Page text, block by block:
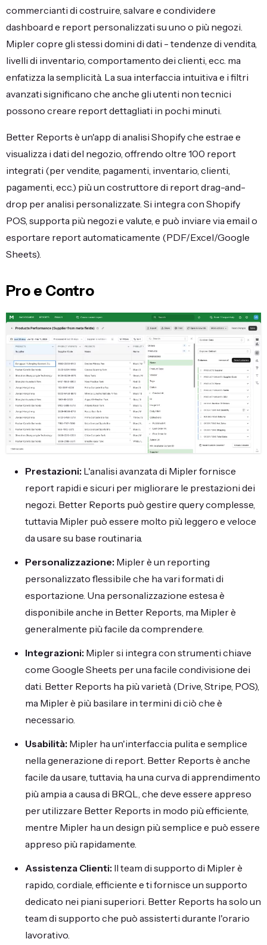
commercianti di costruire, salvare e condividere
dashboard e report personalizzati su uno o più negozi.
Mipler copre gli stessi domini di dati - tendenze di vendita,
livelli di inventario, comportamento dei clienti, ecc. ma
enfatizza la semplicità. La sua interfaccia intuitiva e i filtri
avanzati significano che anche gli utenti non tecnici
possono creare report dettagliati in pochi minuti.
Better Reports è un'app di analisi Shopify che estrae e
visualizza i dati del negozio, offrendo oltre 100 report
integrati (per vendite, pagamenti, inventario, clienti,
pagamenti, ecc.) più un costruttore di report drag-and-
drop per analisi personalizzate. Si integra con Shopify
POS, supporta più negozi e valute, e può inviare via email o
esportare report automaticamente (PDF/Excel/Google
Sheets).
Pro e Contro
Prestazioni: L'analisi avanzata di Mipler fornisce
report rapidi e sicuri per migliorare le prestazioni dei
negozi. Better Reports può gestire query complesse,
tuttavia Mipler può essere molto più leggero e veloce
da usare su base routinaria.
Personalizzazione: Mipler è un reporting
personalizzato flessibile che ha vari formati di
esportazione. Una personalizzazione estesa è
disponibile anche in Better Reports, ma Mipler è
generalmente più facile da comprendere.
Integrazioni: Mipler si integra con strumenti chiave
come Google Sheets per una facile condivisione dei
dati. Better Reports ha più varietà (Drive, Stripe, POS),
ma Mipler è più basilare in termini di ciò che è
necessario.
Usabilità: Mipler ha un'interfaccia pulita e semplice
nella generazione di report. Better Reports è anche
facile da usare, tuttavia, ha una curva di apprendimento
più ampia a causa di BRQL, che deve essere appreso
per utilizzare Better Reports in modo più efficiente,
mentre Mipler ha un design più semplice e può essere
appreso più rapidamente.
Assistenza Clienti: Il team di supporto di Mipler è
rapido, cordiale, efficiente e ti fornisce un supporto
dedicato nei piani superiori. Better Reports ha solo un
team di supporto che può assisterti durante l'orario
lavorativo.